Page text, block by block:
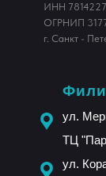
ул.
ТЦ
ул.
ИНН
ОГРНИП
г. Санкт -